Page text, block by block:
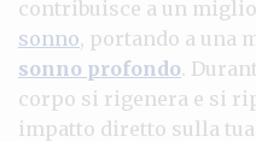
contribuisce a un
sonno, portando a una
sonno profondo.
corpo si rigenera e si
impatto diretto sulla